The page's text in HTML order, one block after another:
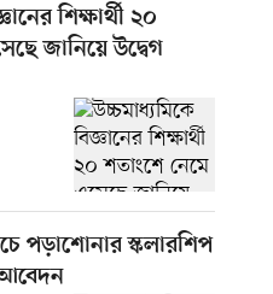
শিক্ষার্থী ২০
জানিয়ে উদ্বেগ
পড়াশোনার স্কলারশিপ